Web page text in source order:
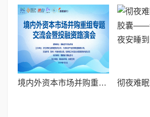
境内外资本市场并购重组专题交流会暨投融资路演会 深度解析驱动企业资本战略升级